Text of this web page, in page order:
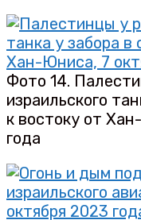
Фото 14.
израильского
к востоку от
года